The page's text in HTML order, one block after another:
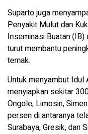
Suparto juga
Penyakit Mulut dan
Inseminasi Buatan
turut membantu
ternak.
Untuk menyambut
menyiapkan sekitar
Ongole, Limosin,
persen di antaranya
Surabaya, Gresik, dan